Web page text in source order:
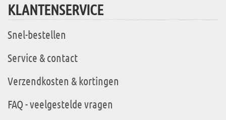
KLANTENSERVICE
Snel-bestellen
Service & contact
Verzendkosten & kortingen
FAQ - veelgestelde vragen